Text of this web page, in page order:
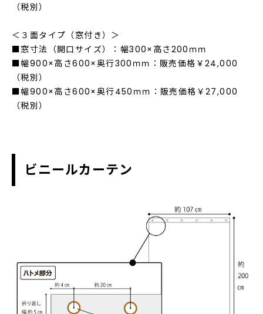
（税別）
＜３面タイプ（窓付き）＞
■窓寸法（開口サイズ）：幅300×高さ200ｍｍ
■幅900×高さ600×奥行300ｍｍ：販売価格￥24,000
（税別）
■幅900×高さ600×奥行450ｍｍ：販売価格￥27,000
（税別）
ビニールカーテン